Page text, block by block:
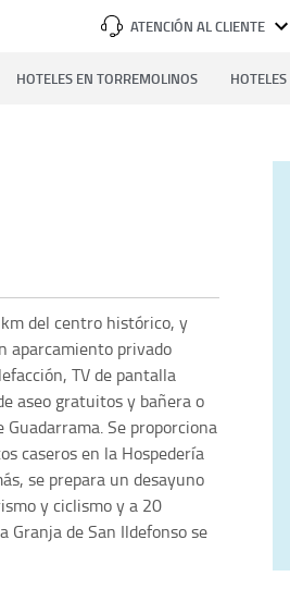
ATENCIÓN AL CLIENTE
HOTELES EN TORREMOLINOS
del centro histórico, y
aparcamiento privado
TV de pantalla
aseo gratuitos y bañera o
Se proporciona
caseros en la Hospedería
se prepara un desayuno
y ciclismo y a 20
Granja de San Ildefonso se